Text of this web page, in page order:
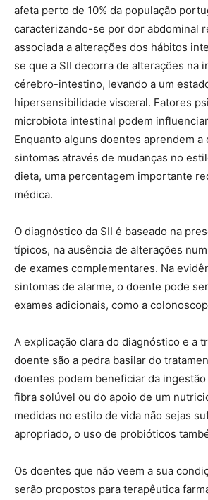
afeta perto de 10% da população
caracterizando-se por dor abdominal
associada a alterações dos hábitos
se que a SII decorra de alterações na
cérebro-intestino, levando a um
hipersensibilidade visceral. Fatores
microbiota intestinal podem
Enquanto alguns doentes aprendem
sintomas através de mudanças no
dieta, uma percentagem importante
médica.
O diagnóstico da SII é baseado na
típicos, na ausência de alterações
de exames complementares. Na
sintomas de alarme, o doente pode
exames adicionais, como a
A explicação clara do diagnóstico e a
doente são a pedra basilar do
doentes podem beneficiar da
fibra solúvel ou do apoio de um
medidas no estilo de vida não sejas
apropriado, o uso de probióticos
Os doentes que não veem a sua
serão propostos para terapêutica